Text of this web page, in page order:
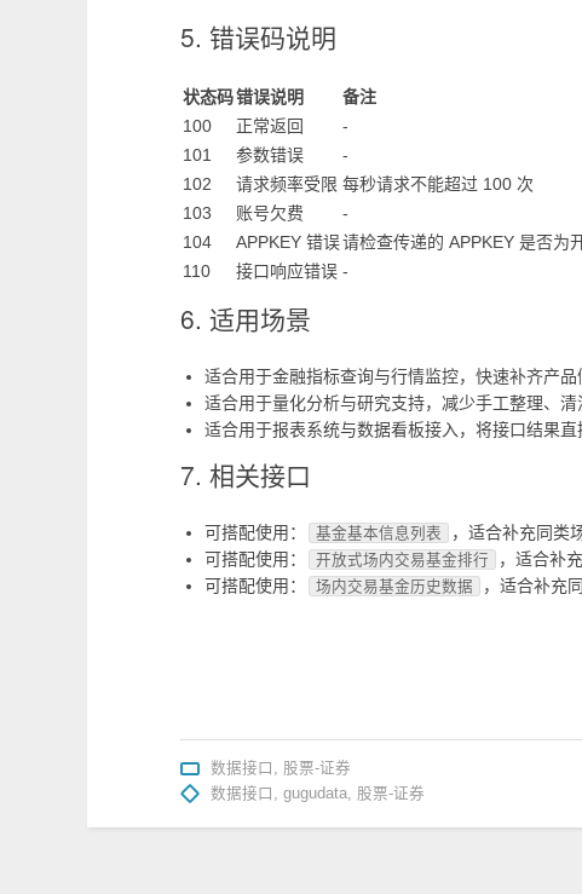
5. 错误码说明
状态码错误说明
备注
100
正常返回
-
101
参数错误
-
102
请求频率受限 每秒请求不能超过 100 次
103
账号欠费
-
104
APPKEY 错误请检查传递的 APPKEY 是否为
110
接口响应错误 -
6. 适用场景
适合用于金融指标查询与行情监控，快速补齐产
适合用于量化分析与研究支持，减少手工整理、清
适合用于报表系统与数据看板接入，将接口结果
7. 相关接口
可搭配使用： 基金基本信息列表
，适合补充同类
可搭配使用：
开放式场内交易基金排行
，适合补
可搭配使用：
场内交易基金历史数据 ，适合补充
数据接口 , 股票-证券
数据接口 , gugudata, 股票-证券